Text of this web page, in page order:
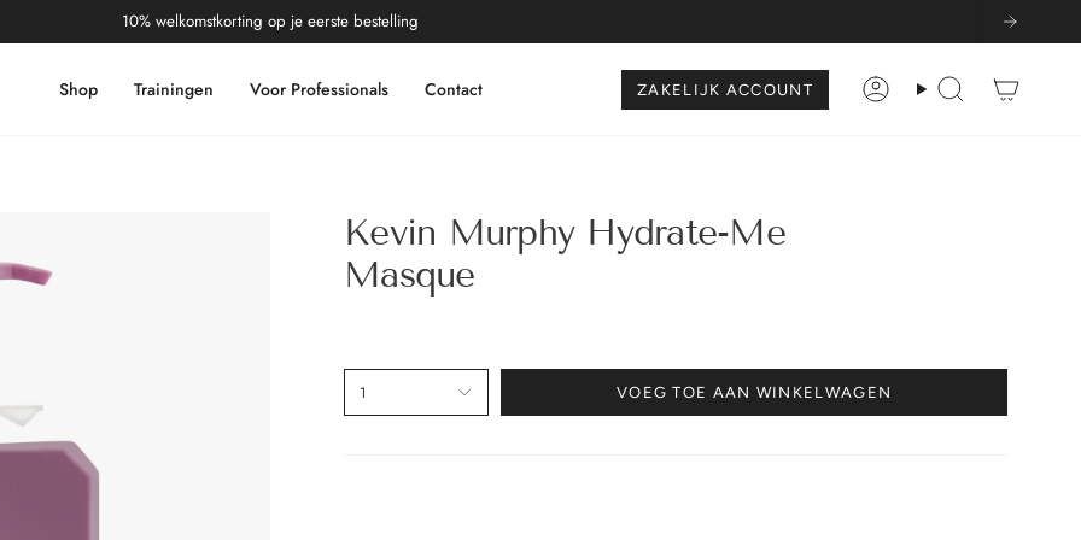
10% welkomstkorting op je eerste bestelling
Shop Trainingen Voor Professionals Contact ZAKELIJK ACCOUNT AccountZoeken
Kevin Murphy Hydrate-Me
Masque
1 VOEG TOE AAN WINKELWAGEN